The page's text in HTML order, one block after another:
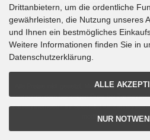
Palettenversand
Alle Preise inkl. gesetzl. MwSt. zzgl.
entsprechen dem bisherigen Preis bei
Zaunsysteme4u - Ihr Spezialist für
modified eCommerce
Drittanbietern, um die ordentliche
gewährleisten, die Nutzung unseres
und Ihnen ein bestmögliches
Weitere Informationen finden Sie in
Datenschutzerklärung.
ALLE
NUR